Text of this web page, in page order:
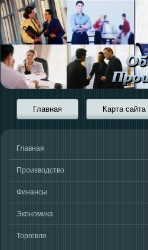
Главная Карта сайта
Главная
Производство
Финансы
Экономика
Торговля